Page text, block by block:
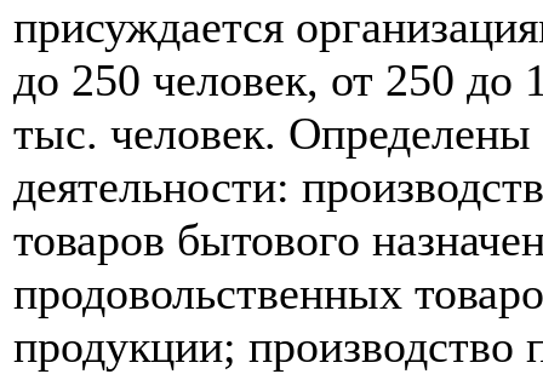
присуждается
до 250 человек, от 250
тыс. человек. Определены
деятельности:
товаров бытового
продовольственных
продукции; производство